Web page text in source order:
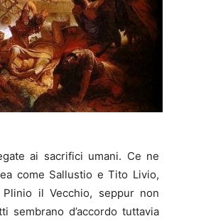
ai sacrifici umani. Ce ne
come Sallustio e Tito Livio,
il Vecchio, seppur non
sembrano d’accordo tuttavia